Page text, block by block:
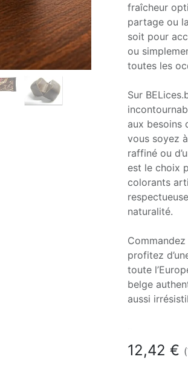
fraîcheur
partage ou
soit pour
ou
toutes les
Sur
aux besoins
vous soyez
raffiné ou
est le choix
colorants
naturalité.
profitez
toute
belge
aussi
12,42 €